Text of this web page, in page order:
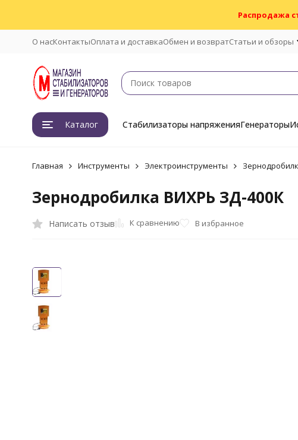
Распродажа
О насКонтактыОплата и доставкаОбмен и возвратСтатьи и обзоры
Каталог Стабилизаторы напряженияГенераторы
Главная Инструменты Электроинструменты
Зернодробилка ВИХРЬ ЗД-400К
Написать отзыв К сравнению В избранное